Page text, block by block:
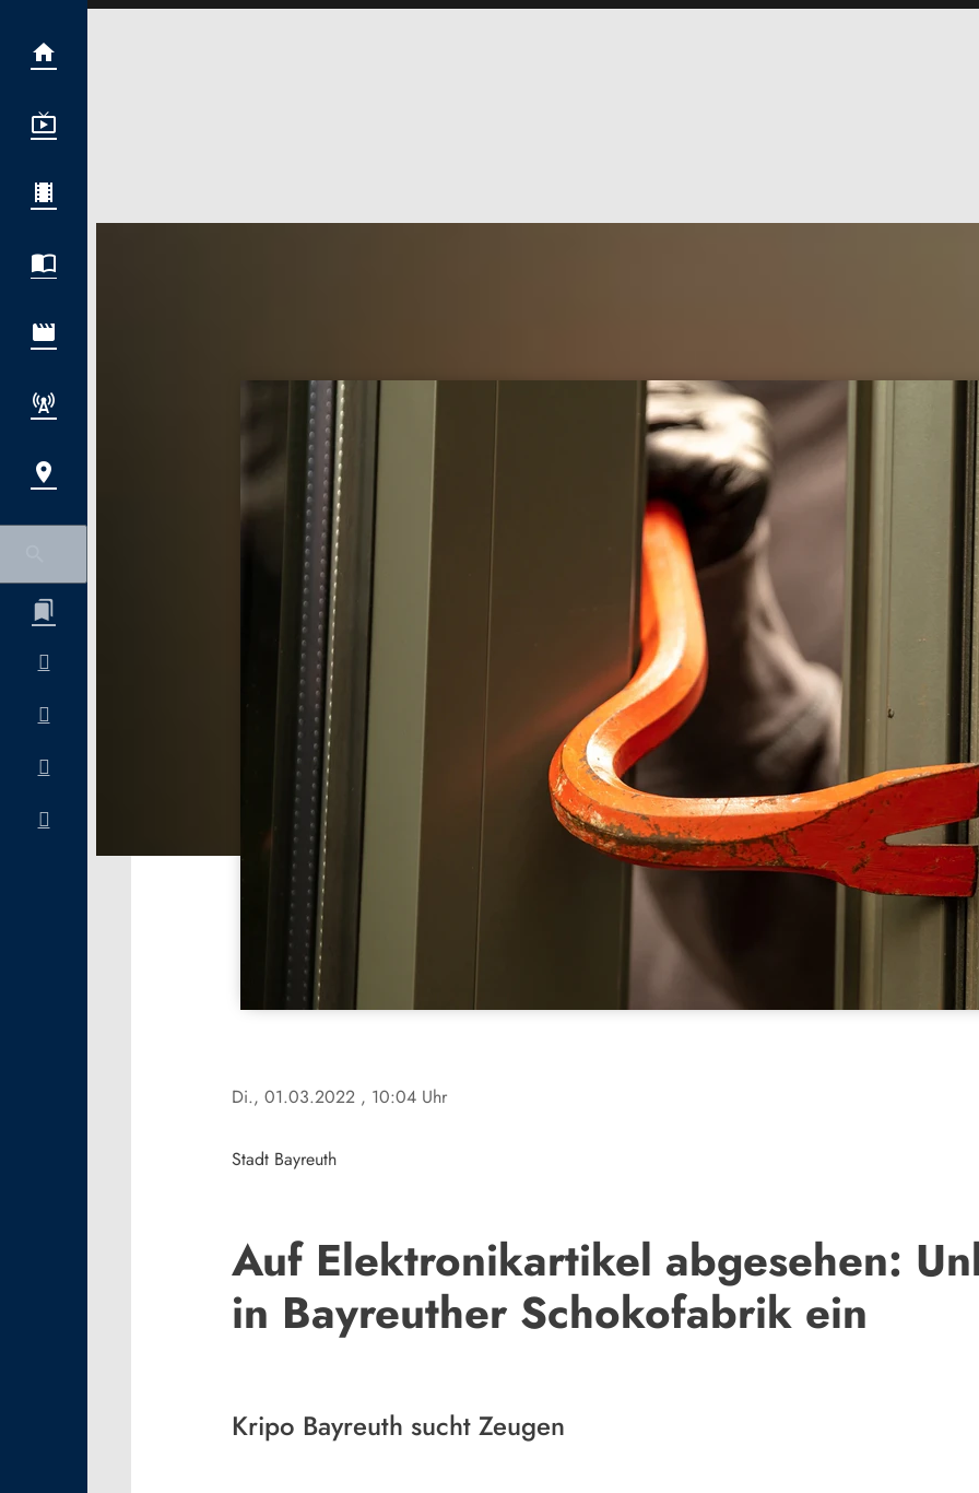
Di., 01.03.2022 , 10:04 Uhr
Stadt Bayreuth
Auf Elektronikartikel abgesehen:
in Bayreuther Schokofabrik ein
Kripo Bayreuth sucht Zeugen